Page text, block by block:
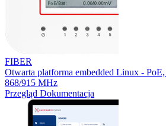
FIBER
Otwarta platforma embedded Linux -
868/915 MHz
Przegląd Dokumentacja